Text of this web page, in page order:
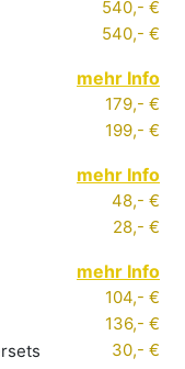
540,- €
540,- €
mehr Info
179,- €
199,- €
mehr Info
48,- €
28,- €
mehr Info
104,- €
136,- €
30,- €